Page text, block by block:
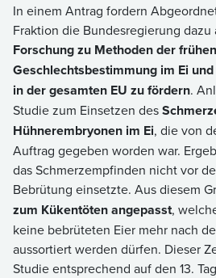
In einem Antrag fordern
Fraktion die Bundesregierung
Forschung zu Methoden der frühen
Geschlechtsbestimmung im Ei
in der gesamten EU zu fördern.
Studie zum Einsetzen des
Hühnerembryonen im Ei, die von
Auftrag gegeben worden war.
das Schmerzempfinden nicht vor
Bebrütung einsetzte. Aus diesem
zum Kükentöten angepasst,
keine bebrüteten Eier mehr nach
aussortiert werden dürfen. Dieser
Studie entsprechend auf den 13.